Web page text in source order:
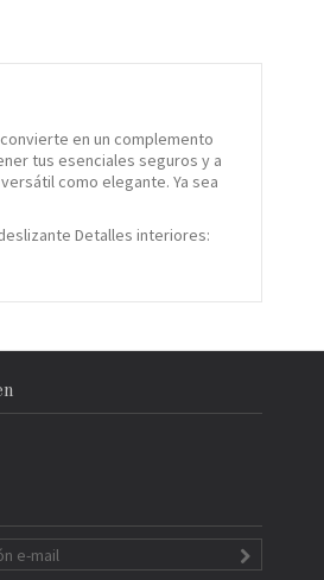
en un complemento
tus esenciales seguros y a
como elegante. Ya sea
Detalles interiores: